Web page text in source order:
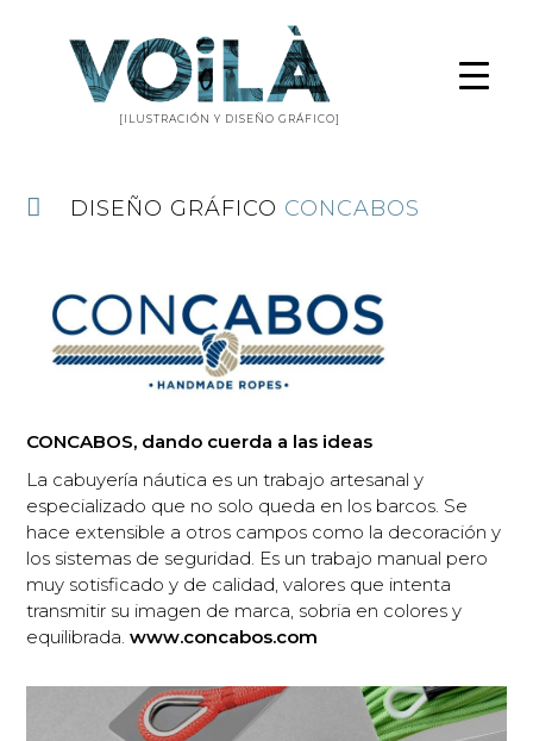
[ILUSTRACIÓN Y DISEÑO GRÁFICO]
DISEÑO GRÁFICO CONCABOS
CONCABOS, dando cuerda a las ideas
La cabuyería náutica es un trabajo artesanal y
especializado que no solo queda en los barcos. Se
hace extensible a otros campos como la decoración y
los sistemas de seguridad. Es un trabajo manual pero
muy sotisficado y de calidad, valores que intenta
transmitir su imagen de marca, sobria en colores y
equilibrada. www.concabos.com